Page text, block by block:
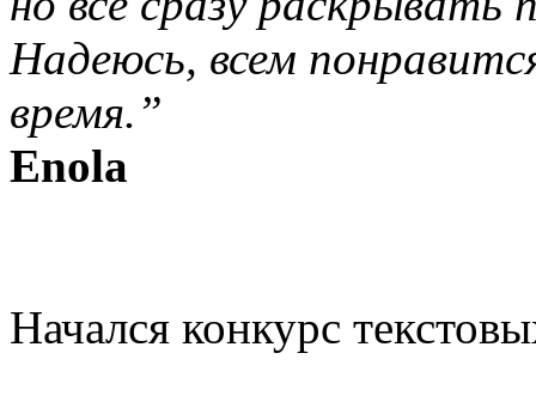
Надеюсь, всем
время.”
Enola
Начался конкурс